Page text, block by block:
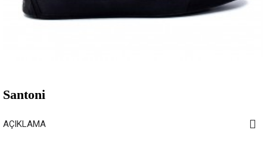
Santoni
AÇIKLAMA